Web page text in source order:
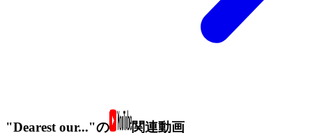
"Dearest our..."の 関連動画